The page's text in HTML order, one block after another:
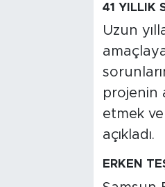
41 YILLIK
Uzun
projenin
etmek
açıkladı.
ERKEN